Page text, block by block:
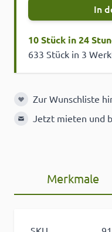
In
10 Stück in 24
633 Stück in 3
Zur Wunschliste
Zur Wunschliste
Jetzt mieten und
Merkmale